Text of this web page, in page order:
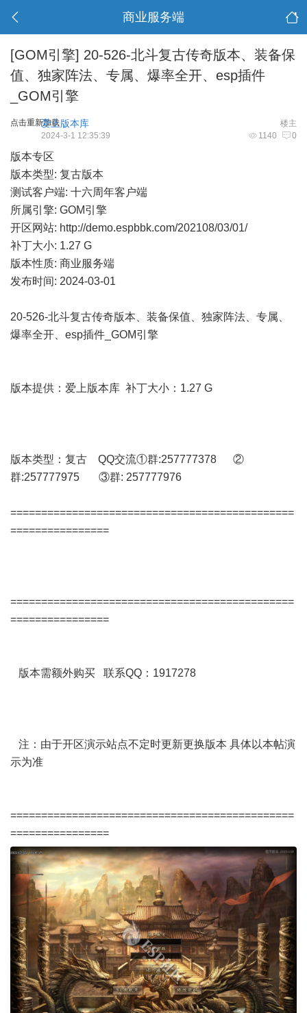
商业服务端
[GOM引擎] 20-526-北斗复古传奇版本、装备保
值、独家阵法、专属、爆率全开、esp插件
_GOM引擎
点击重新加载 楼主
爱上版本库
1140 0
2024-3-1 12:35:39
版本专区
版本类型: 复古版本
测试客户端: 十六周年客户端
所属引擎: GOM引擎
开区网站: http://demo.espbbk.com/202108/03/01/
补丁大小: 1.27 G
版本性质: 商业服务端
发布时间: 2024-03-01
20-526-北斗复古传奇版本、装备保值、独家阵法、专属、
爆率全开、esp插件_GOM引擎
版本提供：爱上版本库 补丁大小：1.27 G
版本类型：复古 QQ交流①群:257777378 ②
群:257777975 ③群: 257777976
==============================================
================
==============================================
================
版本需额外购买 联系QQ：1917278
注：由于开区演示站点不定时更新更换版本 具体以本帖演
示为准
==============================================
================